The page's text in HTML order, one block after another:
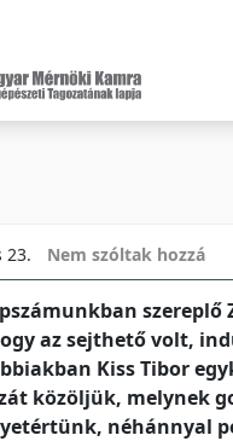
23. Nem szóltak hozzá
szereplő
az sejthető volt,
Kiss Tibor
közöljük, melynek
néhánnyal